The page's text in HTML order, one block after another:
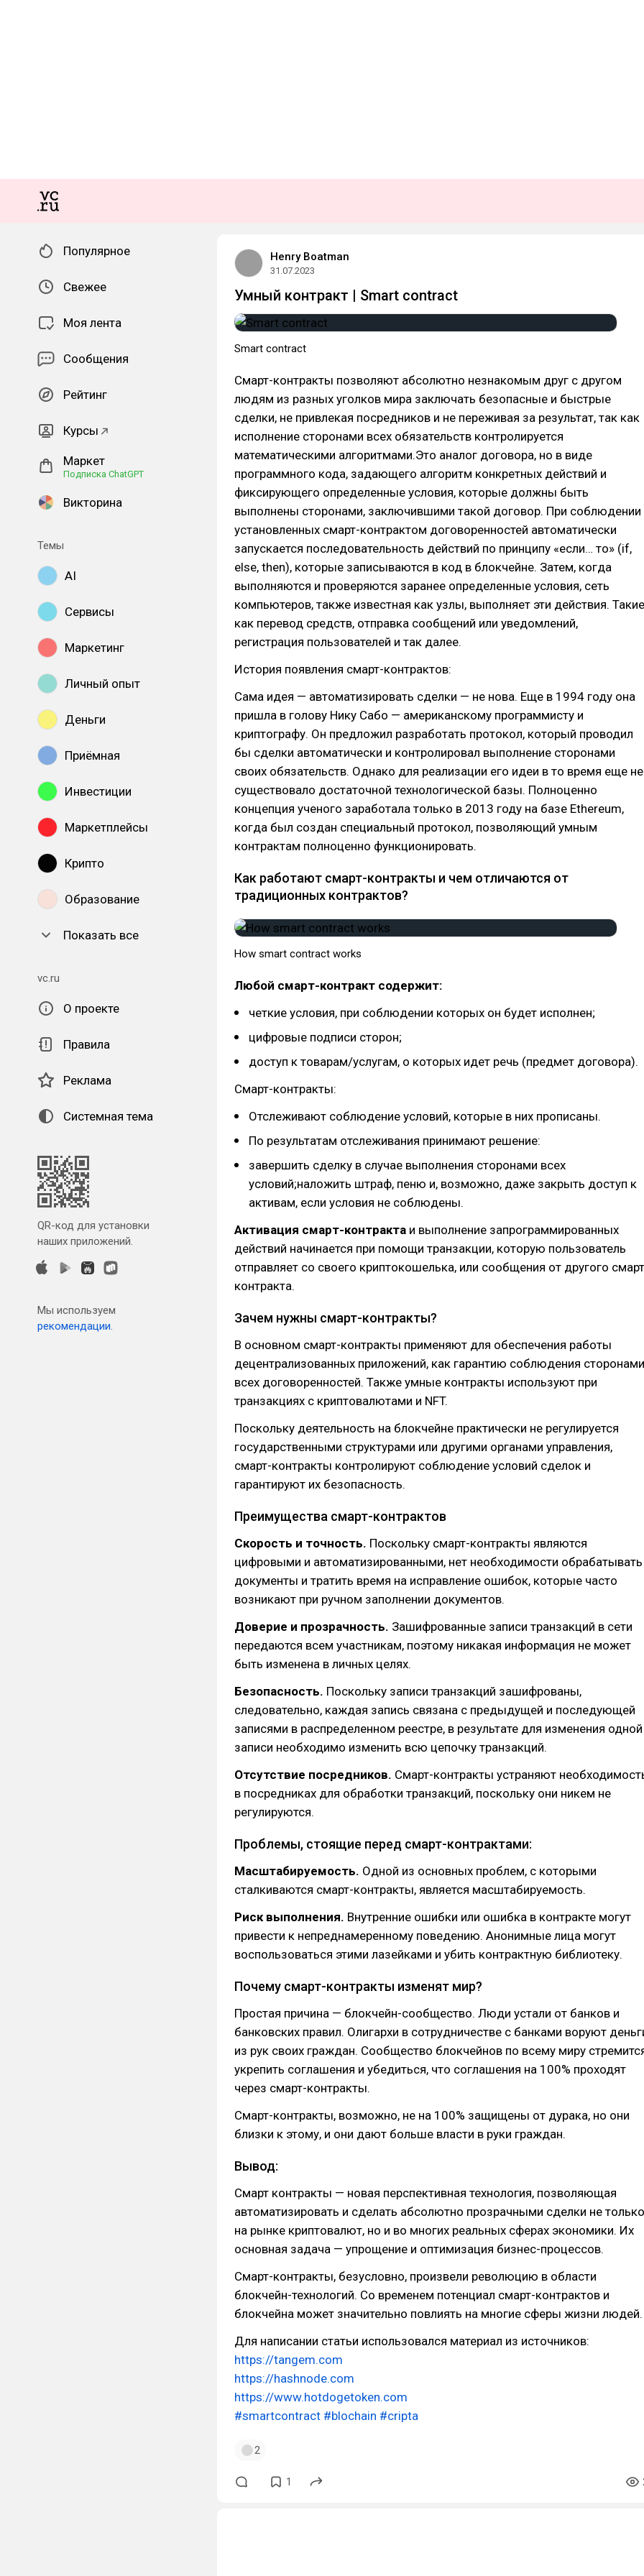
Популярное
Свежее
Моя лента
Сообщения
Рейтинг
Курсы
Маркет
Подписка ChatGPT
Викторина
Темы
AI
Сервисы
Маркетинг
Личный опыт
Деньги
Приёмная
Инвестиции
Маркетплейсы
Крипто
Образование
Показать все
vc.ru
О проекте
Правила
Реклама
Системная тема
QR-код для установки
наших приложений.
Мы используем
рекомендации.
Henry Boatman
31.07.2023
Умный контракт | Smart contract
Smart contract
Смарт-контракты позволяют абсолютно незнакомым друг с другом
людям из разных уголков мира заключать безопасные и быстрые
сделки, не привлекая посредников и не переживая за результат, так как
исполнение сторонами всех обязательств контролируется
математическими алгоритмами.Это аналог договора, но в виде
программного кода, задающего алгоритм конкретных действий и
фиксирующего определенные условия, которые должны быть
выполнены сторонами, заключившими такой договор. При соблюдении
установленных смарт-контрактом договоренностей автоматически
запускается последовательность действий по принципу «если… то» (if,
else, then), которые записываются в код в блокчейне. Затем, когда
выполняются и проверяются заранее определенные условия, сеть
компьютеров, также известная как узлы, выполняет эти действия. Такие
как перевод средств, отправка сообщений или уведомлений,
регистрация пользователей и так далее.
История появления смарт-контрактов:
Сама идея — автоматизировать сделки — не нова. Еще в 1994 году она
пришла в голову Нику Сабо — американскому программисту и
криптографу. Он предложил разработать протокол, который проводил
бы сделки автоматически и контролировал выполнение сторонами
своих обязательств. Однако для реализации его идеи в то время еще не
существовало достаточной технологической базы. Полноценно
концепция ученого заработала только в 2013 году на базе Ethereum,
когда был создан специальный протокол, позволяющий умным
контрактам полноценно функционировать.
Как работают смарт-контракты и чем отличаются от
традиционных контрактов?
How smart contract works
Любой смарт-контракт содержит:
четкие условия, при соблюдении которых он будет исполнен;
цифровые подписи сторон;
доступ к товарам/услугам, о которых идет речь (предмет договора).
Смарт-контракты:
Отслеживают соблюдение условий, которые в них прописаны.
По результатам отслеживания принимают решение:
завершить сделку в случае выполнения сторонами всех
условий;наложить штраф, пеню и, возможно, даже закрыть доступ к
активам, если условия не соблюдены.
Активация смарт-контракта и выполнение запрограммированных
действий начинается при помощи транзакции, которую пользователь
отправляет со своего криптокошелька, или сообщения от другого
контракта.
Зачем нужны смарт-контракты?
В основном смарт-контракты применяют для обеспечения работы
децентрализованных приложений, как гарантию соблюдения сторонами
всех договоренностей. Также умные контракты используют при
транзакциях с криптовалютами и NFT.
Поскольку деятельность на блокчейне практически не регулируется
государственными структурами или другими органами управления,
смарт-контракты контролируют соблюдение условий сделок и
гарантируют их безопасность.
Преимущества смарт-контрактов
Скорость и точность. Поскольку смарт-контракты являются
цифровыми и автоматизированными, нет необходимости обрабатывать
документы и тратить время на исправление ошибок, которые часто
возникают при ручном заполнении документов.
Доверие и прозрачность. Зашифрованные записи транзакций в сети
передаются всем участникам, поэтому никакая информация не может
быть изменена в личных целях.
Безопасность. Поскольку записи транзакций зашифрованы,
следовательно, каждая запись связана с предыдущей и последующей
записями в распределенном реестре, в результате для изменения одной
записи необходимо изменить всю цепочку транзакций.
Отсутствие посредников. Смарт-контракты устраняют
в посредниках для обработки транзакций, поскольку они никем не
регулируются.
Проблемы, стоящие перед смарт-контрактами:
Масштабируемость. Одной из основных проблем, с которыми
сталкиваются смарт-контракты, является масштабируемость.
Риск выполнения. Внутренние ошибки или ошибка в контракте могут
привести к непреднамеренному поведению. Анонимные лица могут
воспользоваться этими лазейками и убить контрактную библиотеку.
Почему смарт-контракты изменят мир?
Простая причина — блокчейн-сообщество. Люди устали от банков и
банковских правил. Олигархи в сотрудничестве с банками воруют
из рук своих граждан. Сообщество блокчейнов по всему миру
укрепить соглашения и убедиться, что соглашения на 100% проходят
через смарт-контракты.
Смарт-контракты, возможно, не на 100% защищены от дурака, но они
близки к этому, и они дают больше власти в руки граждан.
Вывод:
Смарт контракты — новая перспективная технология, позволяющая
автоматизировать и сделать абсолютно прозрачными сделки не только
на рынке криптовалют, но и во многих реальных сферах экономики. Их
основная задача — упрощение и оптимизация бизнес-процессов.
Смарт-контракты, безусловно, произвели революцию в области
блокчейн-технологий. Со временем потенциал смарт-контрактов и
блокчейна может значительно повлиять на многие сферы жизни людей.
Для написании статьи использовался материал из источников:
https://tangem.com
https://hashnode.com
https://www.hotdogetoken.com
#smartcontract #blochain #cripta
2
1